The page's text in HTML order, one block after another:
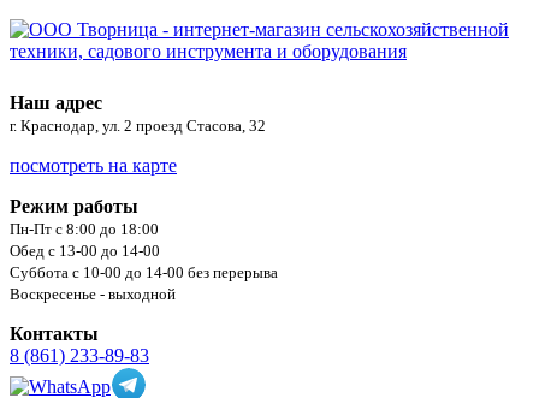
Наш адрес
г. Краснодар, ул. 2 проезд Стасова, 32
посмотреть на карте
Режим работы
Пн-Пт с 8:00 до 18:00
Обед с 13-00 до 14-00
Суббота с 10-00 до 14-00 без перерыва
Воскресенье - выходной
Контакты
8 (861) 233-89-83